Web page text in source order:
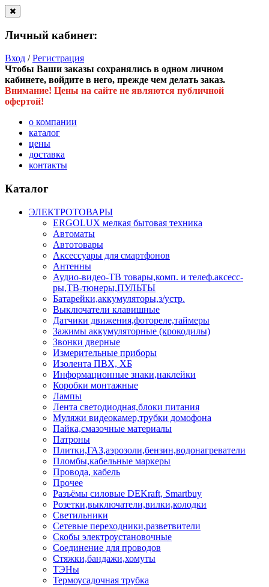
Личный кабинет:
Вход /Регистрация
Чтобы Ваши заказы сохранялись в одном личном
кабинете, войдите в него, прежде чем делать заказ.
Внимание! Цены на сайте не являются публичной
офертой!
о компании
каталог
цены
доставка
контакты
Каталог
ЭЛЕКТРОТОВАРЫ
ERGOLUX мелкая бытовая техника
Автоматы
Автотовары
Аксессуары для смартфонов
Антенны
Аудио-видео-ТВ товары,комп. и телеф.аксесс-
ры,ТВ-тюнеры,ПУЛЬТЫ
Батарейки,аккумуляторы,з/устр.
Выключатели клавишные
Датчики движения,фотореле,таймеры
Зажимы аккумуляторные (крокодилы)
Звонки дверные
Измерительные приборы
Изолента ПВХ, ХБ
Информационные знаки,наклейки
Коробки монтажные
Лампы
Лента светодиодная,блоки питания
Муляжи видеокамер,трубки домофона
Пайка,смазочные материалы
Патроны
Плитки,ГАЗ,аэрозоли,бензин,водонагреватели
Пломбы,кабельные маркеры
Провода, кабель
Прочее
Разъёмы силовые DEKraft, Smartbuy
Розетки,выключатели,вилки,колодки
Светильники
Сетевые переходники,разветвители
Скобы электроустановочные
Соединение для проводов
Стяжки,бандажи,хомуты
ТЭНы
Термоусадочная трубка